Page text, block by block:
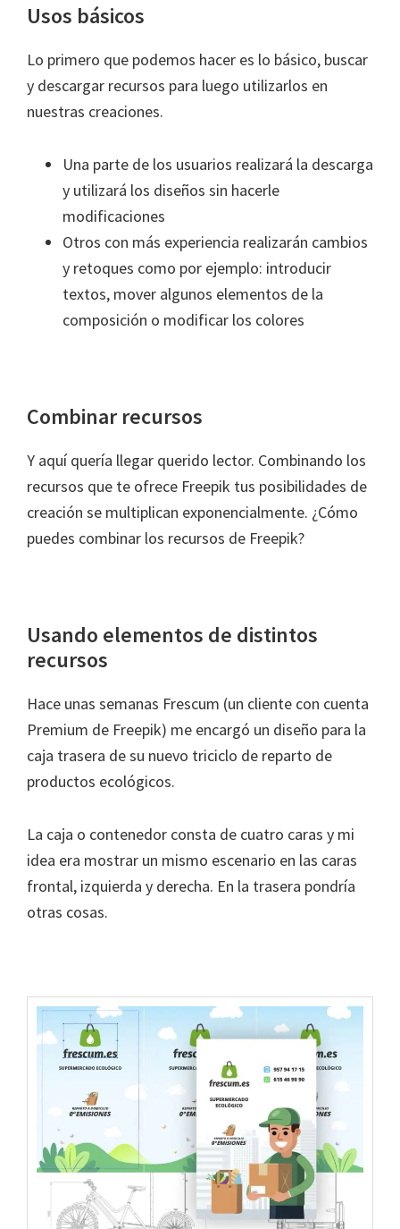
Usos básicos
Lo primero que podemos hacer es lo básico, buscar
y descargar recursos para luego utilizarlos en
nuestras creaciones.
Una parte de los usuarios realizará la descarga
y utilizará los diseños sin hacerle
modificaciones
Otros con más experiencia realizarán cambios
y retoques como por ejemplo: introducir
textos, mover algunos elementos de la
composición o modificar los colores
Combinar recursos
Y aquí quería llegar querido lector. Combinando los
recursos que te ofrece Freepik tus posibilidades de
creación se multiplican exponencialmente. ¿Cómo
puedes combinar los recursos de Freepik?
Usando elementos de distintos
recursos
Hace unas semanas Frescum (un cliente con cuenta
Premium de Freepik) me encargó un diseño para la
caja trasera de su nuevo triciclo de reparto de
productos ecológicos.
La caja o contenedor consta de cuatro caras y mi
idea era mostrar un mismo escenario en las caras
frontal, izquierda y derecha. En la trasera pondría
otras cosas.